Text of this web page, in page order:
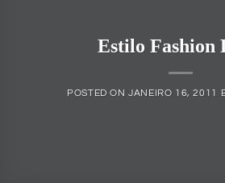
Estilo Fashion
POSTED ONJANEIRO 16, 2011